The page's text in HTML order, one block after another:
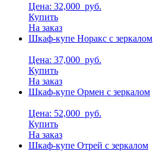
Цена: 32,000 руб.
Купить
На заказ
Шкаф-купе Норакс с зеркалом
Цена: 37,000 руб.
Купить
На заказ
Шкаф-купе Ормен с зеркалом
Цена: 52,000 руб.
Купить
На заказ
Шкаф-купе Отрей с зеркалом